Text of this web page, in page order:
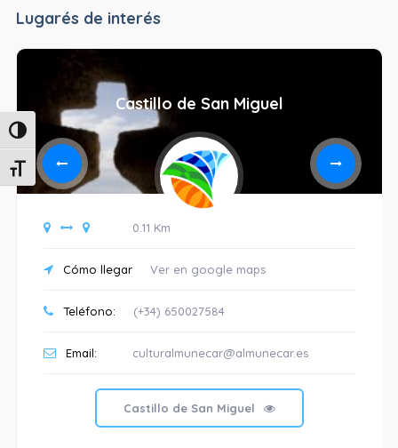
Alternar alto contraste
Alternar tamaño de letra
Lugarés de interés
Castillo de San Miguel
0.11 Km
Cómo llegar Ver en google maps
Teléfono: (+34) 650027584
Email: culturalmunecar@almunecar.es
Castillo de San Miguel